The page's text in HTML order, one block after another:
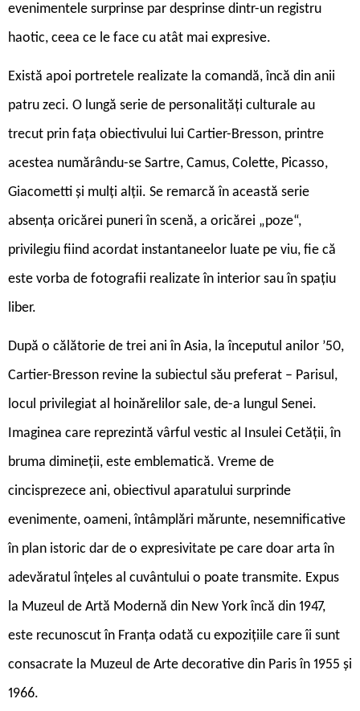
evenimentele surprinse par desprinse dintr-un registru
haotic, ceea ce le face cu atât mai expresive.
Există apoi portretele realizate la comandă, încă din anii
patru zeci. O lungă serie de personalități culturale au
trecut prin fața obiectivului lui Cartier-Bresson, printre
acestea numărându-se Sartre, Camus, Colette, Picasso,
Giacometti și mulți alții. Se remarcă în această serie
absența oricărei puneri în scenă, a oricărei „poze“,
privilegiu fiind acordat instantaneelor luate pe viu, fie că
este vorba de fotografii realizate în interior sau în spațiu
liber.
După o călătorie de trei ani în Asia, la începutul anilor ’50,
Cartier-Bresson revine la subiectul său preferat – Parisul,
locul privilegiat al hoinărelilor sale, de-a lungul Senei.
Imaginea care reprezintă vârful vestic al Insulei Cetății, în
bruma dimineții, este emblematică. Vreme de
cincisprezece ani, obiectivul aparatului surprinde
evenimente, oameni, întâmplări mărunte, nesemnificative
în plan istoric dar de o expresivitate pe care doar arta în
adevăratul înțeles al cuvântului o poate transmite. Expus
la Muzeul de Artă Modernă din New York încă din 1947,
este recunoscut în Franța odată cu expozițiile care îi sunt
consacrate la Muzeul de Arte decorative din Paris în 1955 și
1966.